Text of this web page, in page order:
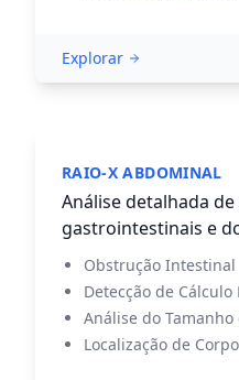
Explorar
RAIO-X ABDOMINAL
Análise detalhada
gastrointestinais e
Obstrução Intestinal
Detecção de Cálculo
Análise do Tamanho
Localização de